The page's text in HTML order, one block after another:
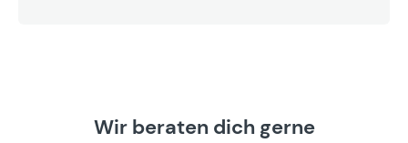
Wir beraten dich gerne